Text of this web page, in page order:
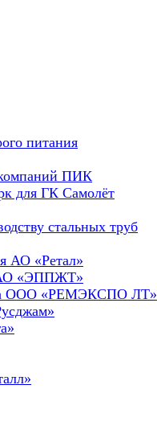
питания
ПИК
для ГК Самолёт
стальных труб
АО «Ретал»
АО «ЭППЖТ»
ООО «РЕМЭКСПО ЛТ»